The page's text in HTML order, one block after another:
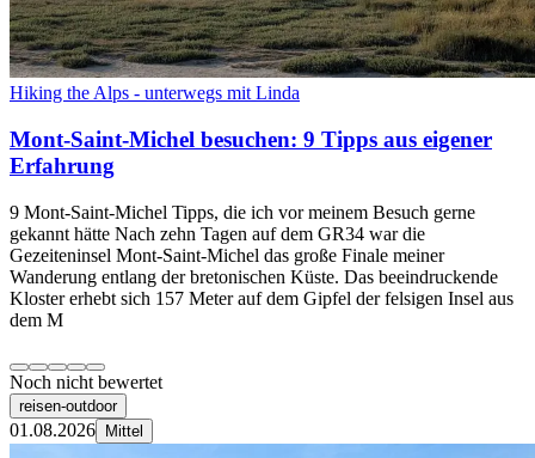
Hiking the Alps - unterwegs mit Linda
Mont-Saint-Michel besuchen: 9 Tipps aus eigener
Erfahrung
9 Mont-Saint-Michel Tipps, die ich vor meinem Besuch gerne
gekannt hätte Nach zehn Tagen auf dem GR34 war die
Gezeiteninsel Mont-Saint-Michel das große Finale meiner
Wanderung entlang der bretonischen Küste. Das beeindruckende
Kloster erhebt sich 157 Meter auf dem Gipfel der felsigen Insel aus
dem M
Noch nicht bewertet
reisen-outdoor
01.08.2026 Mittel